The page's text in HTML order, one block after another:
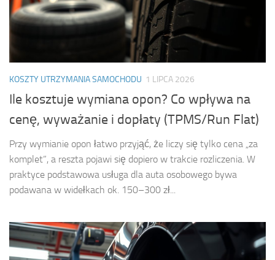
KOSZTY UTRZYMANIA SAMOCHODU 1 LIPCA 2026
Ile kosztuje wymiana opon? Co wpływa na
cenę, wyważanie i dopłaty (TPMS/Run Flat)
Przy wymianie opon łatwo przyjąć, że liczy się tylko cena „za
komplet”, a reszta pojawi się dopiero w trakcie rozliczenia. W
praktyce podstawowa usługa dla auta osobowego bywa
podawana w widełkach ok. 150–300 zł...